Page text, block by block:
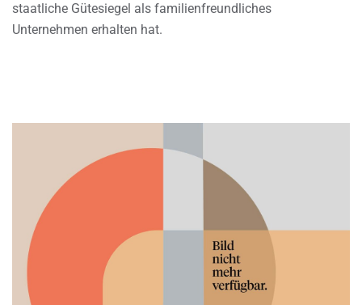
staatliche Gütesiegel als familienfreundliches
Unternehmen erhalten hat.